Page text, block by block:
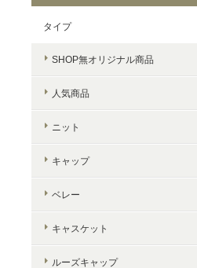
タイプ
SHOP無オリジナル商品
人気商品
ニット
キャップ
ベレー
キャスケット
ルーズキャップ